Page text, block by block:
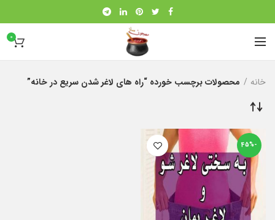
0
خانه محصولات برچسب خورده “راه های لاغر شدن سریع در خانه”
-45%